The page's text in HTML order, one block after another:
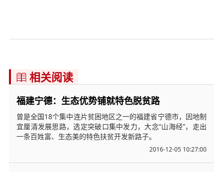
 相关阅读
福建宁德：生态优势铺就特色脱贫路
曾是全国18个集中连片贫困地区之一的福建省宁德市，因地制
宜厘清发展思路，选定突破口集中发力，大念“山海经”，走出
一条百姓富、生态美的特色扶贫开发新路子。
2016-12-05 10:27:00